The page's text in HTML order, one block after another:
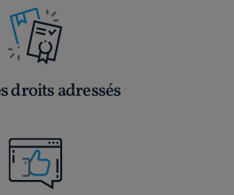
droits adressés